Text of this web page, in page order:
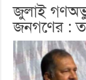
জুলাই
জনগণের :